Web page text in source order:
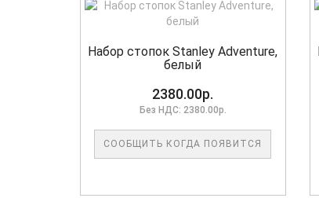
Набор стопок Stanley Adventure,
белый
2380.00р.
Без НДС: 2380.00р.
СООБЩИТЬ КОГДА ПОЯВИТСЯ